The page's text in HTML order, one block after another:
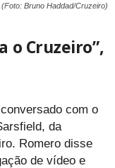
Bruno Haddad/Cruzeiro)
o Cruzeiro”,
com o
da
Romero disse
de vídeo e